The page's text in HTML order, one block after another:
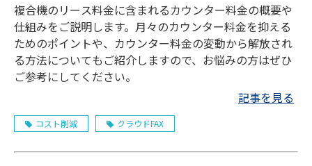
複合機のリース料金に含まれるカウンター料金の概要や
仕組みをご説明します。月々のカウンター料金を抑える
ためのポイントや、カウンター料金の変動から解放され
る方法についてもご紹介しますので、お悩みの方はぜひ
ご参考にしてください。
記事を見る
コスト削減 クラウドFAX